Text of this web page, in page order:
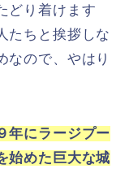
どり着けます
たちと挨拶しな
なので、やはり
年にラージプー
始めた巨大な城